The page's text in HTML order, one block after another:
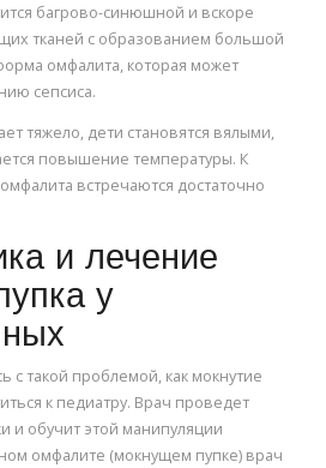
багрово-синюшной и вскоре
тканей с образованием большой
омфалита, которая может
сепсиса.
тяжело, дети становятся вялыми,
повышение температуры. К
встречаются достаточно
и лечение
у
с такой проблемой, как мокнутие
к педиатру. Врач проведет
и обучит этой манипуляции
омфалите (мокнущем пупке) врач